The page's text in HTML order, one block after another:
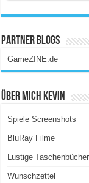
Partner Blogs
GameZINE.de
Über Mich Kevin
Spiele Screenshots
BluRay Filme
Lustige Taschenbücher
Wunschzettel